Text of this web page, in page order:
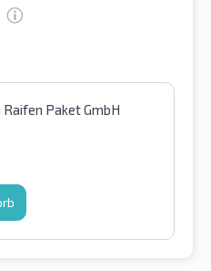
Paket GmbH